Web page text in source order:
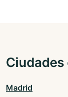
Ciudades
Madrid